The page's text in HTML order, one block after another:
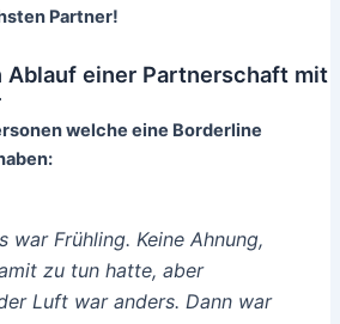
Partner!
Ablauf einer Partnerschaft mit
welche eine Borderline
war Frühling. Keine Ahnung,
zu tun hatte, aber
Luft war anders. Dann war